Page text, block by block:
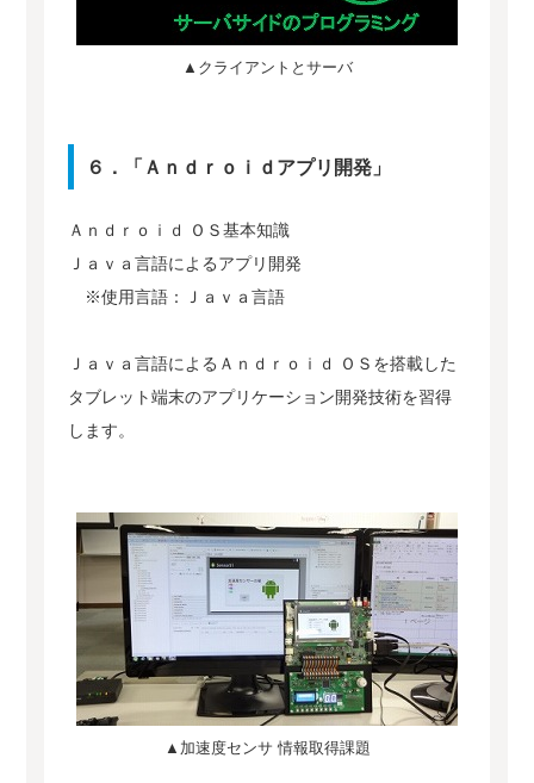
▲クライアントとサーバ
６．「Ａｎｄｒｏｉｄアプリ開発」
Ａｎｄｒｏｉｄ ＯＳ基本知識
Ｊａｖａ言語によるアプリ開発
※使用言語：Ｊａｖａ言語
Ｊａｖａ言語によるＡｎｄｒｏｉｄ ＯＳを搭載した
タブレット端末のアプリケーション開発技術を習得
します。
▲加速度センサ 情報取得課題